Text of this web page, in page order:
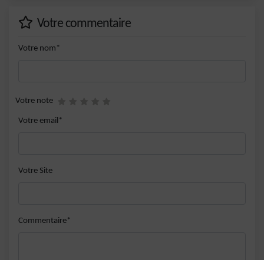
Votre commentaire
Votre nom*
Votre note
Votre email*
Votre Site
Commentaire*